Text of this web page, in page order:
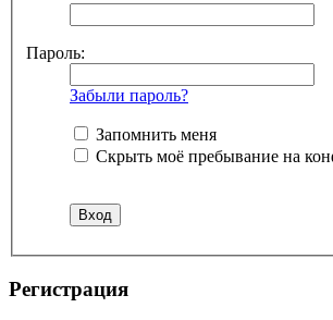
Пароль:
Забыли пароль?
Запомнить меня
Скрыть моё пребывание на
Регистрация